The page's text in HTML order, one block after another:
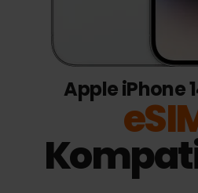
Apple iPhone